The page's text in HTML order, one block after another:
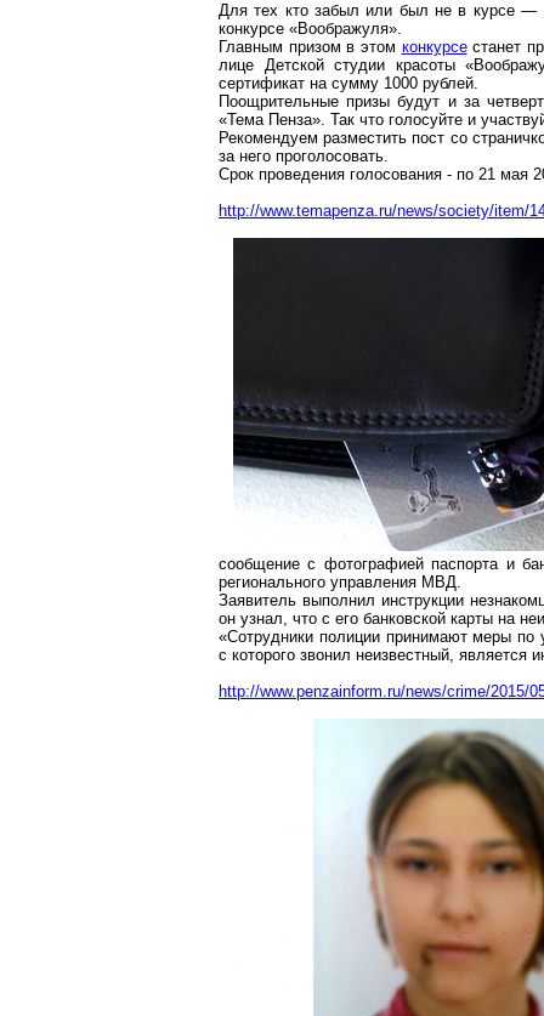
Для тех кто забыл или был не в курсе —
конкурсе «Воображуля».
Главным призом в этом конкурсестанет
лице Детской студии красоты
сертификат на сумму 1000 рублей.
Поощрительные призы будут и за
«Тема Пенза». Так что голосуйте и
Рекомендуем разместить пост со
за него проголосовать.
Срок проведения голосования - по 21 мая
http://www.temapenza.ru/news/society/item/
сообщение с фотографией паспорта и
регионального управления МВД.
Заявитель выполнил инструкции
он узнал, что с его банковской карты на
«Сотрудники полиции принимают меры
с которого звонил неизвестный,
http://www.penzainform.ru/news/crime/2015/